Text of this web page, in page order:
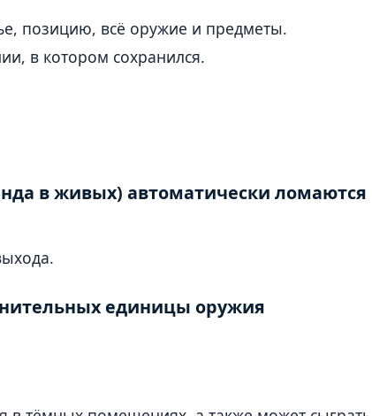
позицию, всё оружие и предметы.
в котором сохранился.
в живых) автоматически ломаются
единицы оружия